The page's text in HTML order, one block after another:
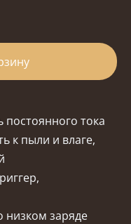
постоянного тока
к пыли и влаге,
низком заряде